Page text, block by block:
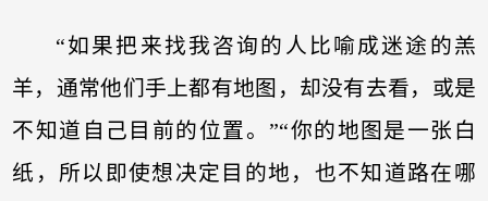
“如果把来找我咨询的人比喻成迷途的羔
羊，通常他们手上都有地图，却没有去看，或是
不知道自己目前的位置。”“你的地图是一张白
纸，所以即使想决定目的地，也不知道路在哪